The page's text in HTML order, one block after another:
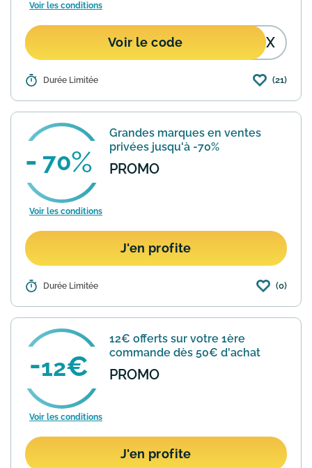
Voir les conditions
Voir le code 77X
Détails : Profitez de 10€ de réduction
Showroomprive. Utilisez le code
LAUAX77X lors de votre commande
pour bénéficier de cette offre. Valable...
En savoir plus
Durée Limitée (21)
70
Grandes marques en ventes
privées jusqu'à -70%
PROMO
Voir les conditions
J'en profite
Détails : Le site Showroomprive.com vous
marquesen ventes privées jusqu'à -70%.
Consultez chaque jour les nouvelles
ventes pour dénicher les meilleu...
savoir plus
Durée Limitée (0)
12
12€ offerts sur votre 1ère
commande dès 50€ d'achat
PROMO
Voir les conditions
J'en profite